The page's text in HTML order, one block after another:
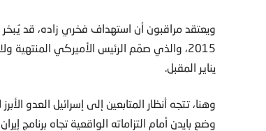
ويعتقد مراقبون أن استهداف فخري زاده، قد يُبخر
2015، والذي صمّم الرئيس الأميركي
يناير المقبل.
وهنا، تتجه أنظار المتابعين إلى إسرائيل العدو
وضع بايدن أمام التزاماته الواقعية تجاه برنامج